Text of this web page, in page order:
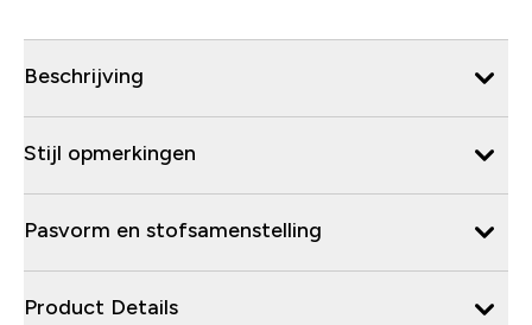
Beschrijving
Stijl opmerkingen
Pasvorm en stofsamenstelling
Product Details